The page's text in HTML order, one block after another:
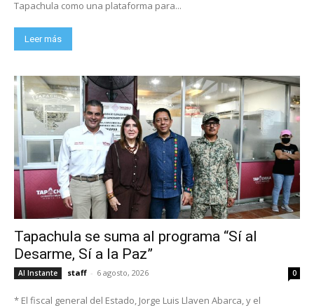
Tapachula como una plataforma para...
Leer más
Tapachula se suma al programa “Sí al
Desarme, Sí a la Paz”
Al Instante staff - 6 agosto, 2026 0
* El fiscal general del Estado, Jorge Luis Llaven Abarca, y el